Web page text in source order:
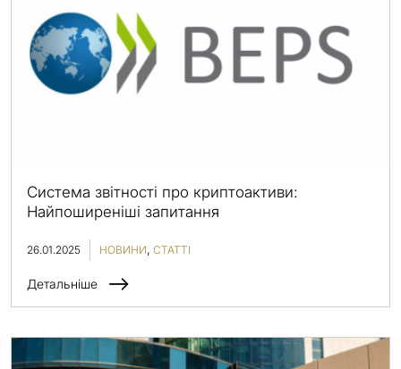
Система звітності про криптоактиви:
Найпоширеніші запитання
26.01.2025 НОВИНИ СТАТТІ
Детальніше